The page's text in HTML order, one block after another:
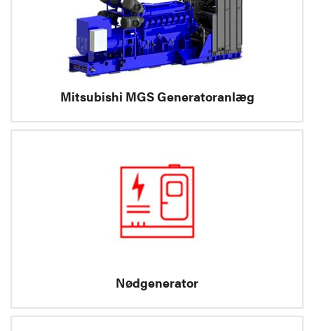
Mitsubishi MGS Generatoranlæg
Nødgenerator